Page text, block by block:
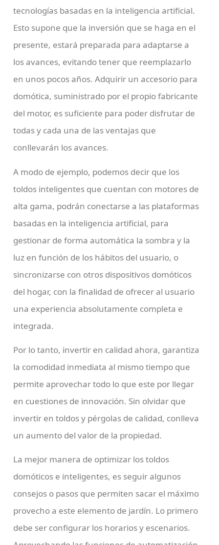
tecnologías basadas en la inteligencia artificial.
Esto supone que la inversión que se haga en el
presente, estará preparada para adaptarse a
los avances, evitando tener que reemplazarlo
en unos pocos años. Adquirir un accesorio para
domótica, suministrado por el propio fabricante
del motor, es suficiente para poder disfrutar de
todas y cada una de las ventajas que
conllevarán los avances.
A modo de ejemplo, podemos decir que los
toldos inteligentes que cuentan con motores de
alta gama, podrán conectarse a las plataformas
basadas en la inteligencia artificial, para
gestionar de forma automática la sombra y la
luz en función de los hábitos del usuario, o
sincronizarse con otros dispositivos domóticos
del hogar, con la finalidad de ofrecer al usuario
una experiencia absolutamente completa e
integrada.
Por lo tanto, invertir en calidad ahora, garantiza
la comodidad inmediata al mismo tiempo que
permite aprovechar todo lo que este por llegar
en cuestiones de innovación. Sin olvidar que
invertir en toldos y pérgolas de calidad, conlleva
un aumento del valor de la propiedad.
La mejor manera de optimizar los toldos
domóticos e inteligentes, es seguir algunos
consejos o pasos que permiten sacar el máximo
provecho a este elemento de jardín. Lo primero
debe ser configurar los horarios y escenarios.